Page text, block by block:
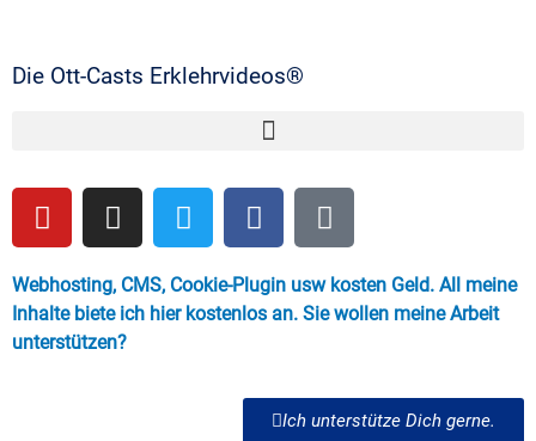
Die Ott-Casts Erklehrvideos®
Webhosting, CMS, Cookie-Plugin usw kosten Geld. All meine
Inhalte biete ich hier kostenlos an. Sie wollen meine Arbeit
unterstützen?
Ich unterstütze Dich gerne.